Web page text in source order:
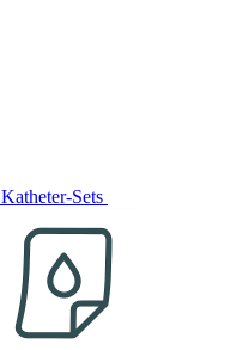
Katheter-Sets